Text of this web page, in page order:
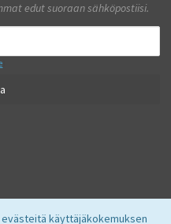
käyttäjäkokemuksen
edut suoraan sähköpostiisi.